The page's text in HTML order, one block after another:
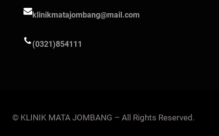
klinikmatajombang@mail.com
(0321)854111
© KLINIK MATA JOMBANG – All Rights Reserved.